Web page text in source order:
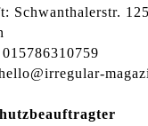
Schwanthalerstr.